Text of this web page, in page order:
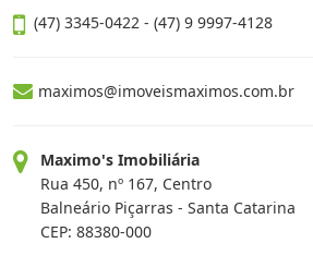
(47) 3345-0422 - (47) 9 9997-4128
maximos@imoveismaximos.com.br
Maximo's Imobiliária
Rua 450, nº 167, Centro
Balneário Piçarras - Santa Catarina
CEP: 88380-000